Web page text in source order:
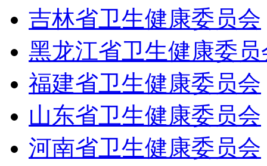
吉林省卫生健康委员会
黑龙江省卫生健康委员
福建省卫生健康委员会
山东省卫生健康委员会
河南省卫生健康委员会